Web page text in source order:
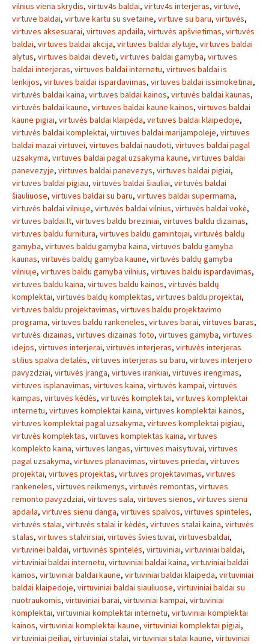
vilnius viena skrydis, virtuv4s baldai, virtuv4s interjeras, virtuvė,
virtuve baldai, virtuve kartu su svetaine, virtuve su baru, virtuvės,
virtuves aksesuarai, virtuves apdaila, virtuvės apšvietimas, virtuvės
baldai, virtuves baldai akcija, virtuves baldai alytuje, virtuves baldai
alytus, virtuves baldai deveti, virtuves baldai gamyba, virtuves
baldai interjeras, virtuves baldai internetu, virtuves baldai is
lenkijos, virtuves baldai ispardavimas, virtuves baldai issimoketinai,
virtuvės baldai kaina, virtuves baldai kainos, virtuvės baldai kaunas,
virtuvės baldai kaune, virtuves baldai kaune kainos, virtuves baldai
kaune pigiai, virtuvės baldai klaipėda, virtuves baldai klaipedoje,
virtuvės baldai komplektai, virtuves baldai marijampoleje, virtuves
baldai mazai virtuvei, virtuves baldai naudoti, virtuves baldai pagal
uzsakyma, virtuves baldai pagal uzsakyma kaune, virtuves baldai
panevezyje, virtuves baldai panevezys, virtuves baldai pigiai,
virtuves baldai pigiau, virtuvės baldai šiauliai, virtuvės baldai
šiauliuose, virtuves baldai su baru, virtuves baldai supermama,
virtuvės baldai vilniuje, virtuvės baldai vilnius, virtuvės baldai vokė,
virtuves baldai.lt, virtuves baldu breziniai, virtuves baldu dizainas,
virtuves baldu furnitura, virtuves baldu gamintojai, virtuvės baldų
gamyba, virtuves baldu gamyba kaina, virtuves baldu gamyba
kaunas, virtuvės baldų gamyba kaune, virtuvės baldų gamyba
vilniuje, virtuves baldu gamyba vilnius, virtuves baldu ispardavimas,
virtuves baldu kaina, virtuves baldu kainos, virtuvės baldų
komplektai, virtuvės baldų komplektas, virtuves baldu projektai,
virtuves baldu projektavimas, virtuves baldu projektavimo
programa, virtuves baldu rankeneles, virtuves barai, virtuves baras,
virtuvės dizainas, virtuves dizainas foto, virtuves gamyba, virtuves
idejos, virtuves interjerai, virtuvės interjeras, virtuvės interjeras
stilius spalva detalės, virtuves interjeras su baru, virtuves interjero
pavyzdziai, virtuvės įranga, virtuves irankiai, virtuves irengimas,
virtuves isplanavimas, virtuves kaina, virtuvės kampai, virtuvės
kampas, virtuvės kėdės, virtuvės komplektai, virtuves komplektai
internetu, virtuves komplektai kaina, virtuves komplektai kainos,
virtuves komplektai pagal uzsakyma, virtuves komplektai pigiau,
virtuvės komplektas, virtuves komplektas kaina, virtuves
komplekto kaina, virtuves langas, virtuves maisytuvai, virtuves
pagal uzsakyma, virtuves planavimas, virtuves priedai, virtuves
projektai, virtuves projektas, virtuves projektavimas, virtuves
rankeneles, virtuvės reikmenys, virtuvės remontas, virtuves
remonto pavyzdziai, virtuves sala, virtuves sienos, virtuves sienu
apdaila, virtuves sienu danga, virtuves spalvos, virtuves spinteles,
virtuvės stalai, virtuvės stalai ir kėdės, virtuves stalai kaina, virtuvės
stalas, virtuves stalvirsiai, virtuvės šviestuvai, virtuvesbaldai,
virtuvinei baldai, virtuvinės spintelės, virtuviniai, virtuviniai baldai,
virtuviniai baldai internetu, virtuviniai baldai kaina, virtuviniai baldai
kainos, virtuviniai baldai kaune, virtuviniai baldai klaipeda, virtuviniai
baldai klaipedoje, virtuviniai baldai siauliuose, virtuviniai baldai su
nuotraukomis, virtuviniai barai, virtuviniai kampai, virtuviniai
komplektai, virtuviniai komplektai internetu, virtuviniai komplektai
kainos, virtuviniai komplektai kaune, virtuviniai komplektai pigiai,
virtuviniai peiliai, virtuviniai stalai, virtuviniai stalai kaune, virtuviniai